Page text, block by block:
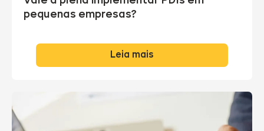
pequenas empresas?
Leia mais